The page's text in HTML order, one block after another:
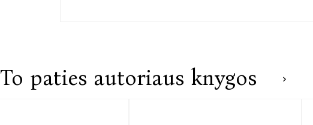
To paties autoriaus knygos